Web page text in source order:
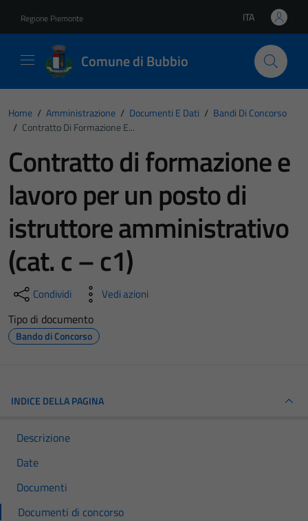
Regione Piemonte Lingua attiva:
ITA
Comune di Bubbio
Home / Amministrazione / Documenti E Dati / Bandi Di Concorso
/ Contratto Di Formazione E...
Contratto di formazione e
lavoro per un posto di
istruttore amministrativo
(cat. c – c1)
Condividi Vedi azioni
Tipo di documento
Bando di Concorso
INDICE DELLA PAGINA
Descrizione
Date
Documenti
Documenti di concorso